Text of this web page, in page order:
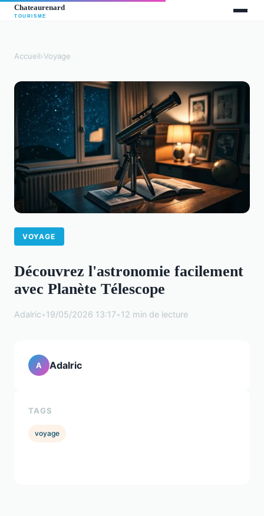
Accueil›Voyage
VOYAGE
Découvrez l'astronomie facilement
avec Planète Télescope
Adalric•19/05/2026 13:17•12 min de lecture
A Adalric
TAGS
voyage